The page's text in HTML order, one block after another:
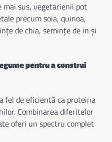
mai sus, vegetarienii pot
precum soia, quinoa,
de chia, semințe de in și
pentru a construi
fel de eficientă ca proteina
Combinarea diferitelor
oferi un spectru complet